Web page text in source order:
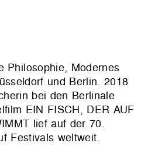
Philosophie, Modernes
und Berlin. 2018
bei den Berlinale
EIN FISCH, DER AUF
lief auf der 70.
Festivals weltweit.